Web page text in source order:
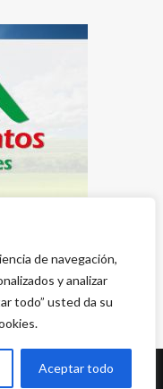
de navegación,
y analizar
todo” usted da su
Aceptar todo